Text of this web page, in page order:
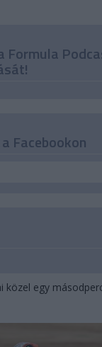
Formula
Facebookon
közel egy